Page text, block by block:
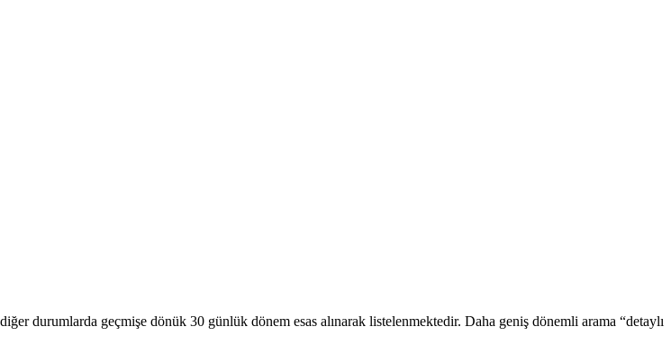
durumlarda geçmişe dönük 30 günlük dönem esas alınarak listelenmektedir. Daha geniş dönemli arama “detaylı